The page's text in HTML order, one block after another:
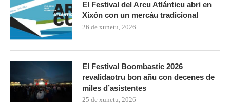
El Festival del Arcu Atlánticu abri en
Xixón con un mercáu tradicional
26 de xunetu, 2026
El Festival Boombastic 2026
revalidaotru bon añu con decenes de
miles d’asistentes
25 de xunetu, 2026